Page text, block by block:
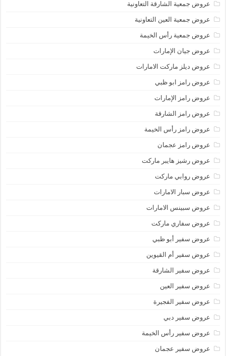
عروض جمعية الشارقة التعاونية
عروض جمعية العين التعاونية
عروض جمعية رأس الخيمة
عروض جيان الإمارات
عروض ديلز ماركت الامارات
عروض رامز ابو ظبي
عروض رامز الإمارات
عروض رامز الشارقة
عروض رامز رأس الخيمة
عروض رامز عجمان
عروض رشيز هايبر ماركت
عروض روابي ماركت
عروض سبار الامارات
عروض سبينس الامارات
عروض سفاري ماركت
عروض سفير أبو ظبي
عروض سفير أم القيوين
عروض سفير الشارقة
عروض سفير العين
عروض سفير الفجيرة
عروض سفير دبي
عروض سفير رأس الخيمة
عروض سفير عجمان